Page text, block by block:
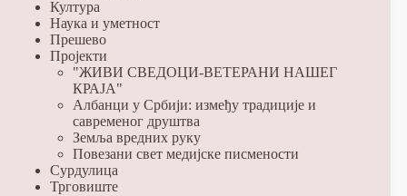
Култура
Наука и уметност
Прешево
Пројекти
"ЖИВИ СВЕДОЦИ-ВЕТЕРАНИ НАШЕГ
КРАЈА"
Албанци у Србији: између традиције и
савременог друштва
Земља вредних руку
Повезани свет медијске писмености
Сурдулица
Трговиште